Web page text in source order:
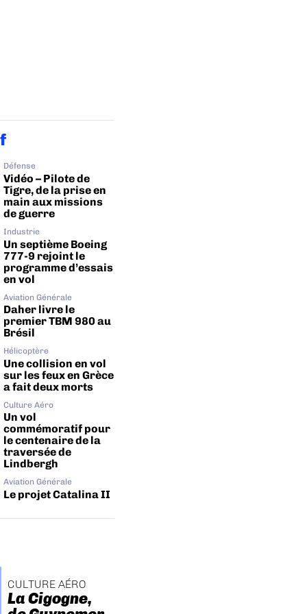
Défense
Vidéo – Pilote de
Tigre, de la prise en
main aux missions
de guerre
Industrie
Un septième Boeing
777-9 rejoint le
programme d’essais
en vol
Aviation Générale
Daher livre le
premier TBM 980 au
Brésil
Hélicoptère
Une collision en vol
sur les feux en Grèce
a fait deux morts
Culture Aéro
Un vol
commémoratif pour
le centenaire de la
traversée de
Lindbergh
Aviation Générale
Le projet Catalina II
CULTURE AÉRO
La Cigogne,